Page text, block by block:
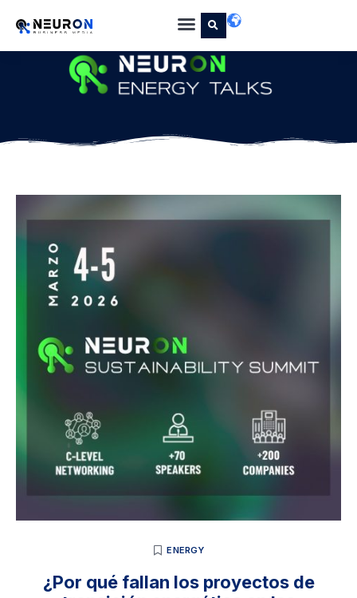
ENERGY
¿Por qué fallan los proyectos de